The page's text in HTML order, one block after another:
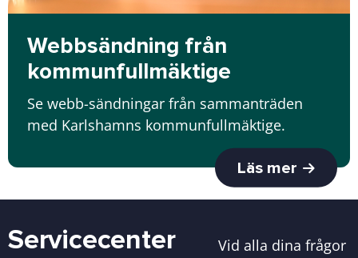
Webbsändning från
kommunfullmäktige
Se webb-sändningar från sammanträden
med Karlshamns kommunfullmäktige.
Läs mer
Servicecenter Vid alla dina frågor